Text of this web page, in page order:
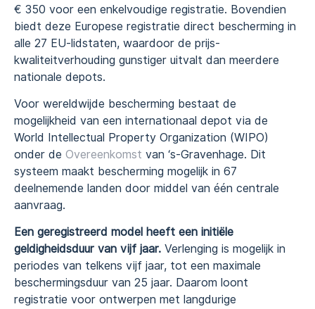
€ 350 voor een enkelvoudige registratie. Bovendien
biedt deze Europese registratie direct bescherming in
alle 27 EU-lidstaten, waardoor de prijs-
kwaliteitverhouding gunstiger uitvalt dan meerdere
nationale depots.
Voor wereldwijde bescherming bestaat de
mogelijkheid van een internationaal depot via de
World Intellectual Property Organization (WIPO)
onder de Overeenkomst van ‘s-Gravenhage. Dit
systeem maakt bescherming mogelijk in 67
deelnemende landen door middel van één centrale
aanvraag.
Een geregistreerd model heeft een initiële
geldigheidsduur van vijf jaar. Verlenging is mogelijk in
periodes van telkens vijf jaar, tot een maximale
beschermingsduur van 25 jaar. Daarom loont
registratie voor ontwerpen met langdurige